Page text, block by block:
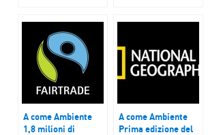
A come Ambiente
1,8 milioni di
A come Ambiente
Prima edizione del